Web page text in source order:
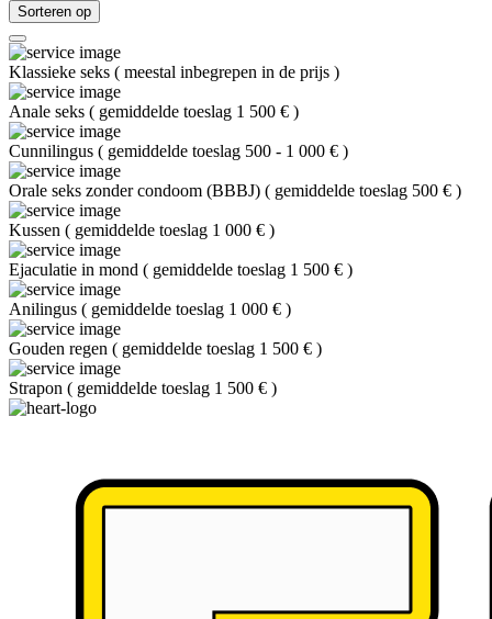
Sorteren op
Klassieke seks ( meestal inbegrepen in de prijs )
Anale seks ( gemiddelde toeslag 1 500 € )
Cunnilingus ( gemiddelde toeslag 500 - 1 000 € )
Orale seks zonder condoom (BBBJ) ( gemiddelde toeslag 500 € )
Kussen ( gemiddelde toeslag 1 000 € )
Ejaculatie in mond ( gemiddelde toeslag 1 500 € )
Anilingus ( gemiddelde toeslag 1 000 € )
Gouden regen ( gemiddelde toeslag 1 500 € )
Strapon ( gemiddelde toeslag 1 500 € )